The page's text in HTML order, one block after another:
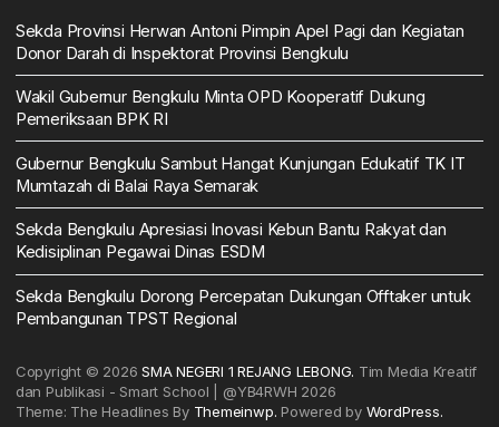
Sekda Provinsi Herwan Antoni Pimpin Apel Pagi dan Kegiatan
Donor Darah di Inspektorat Provinsi Bengkulu
Wakil Gubernur Bengkulu Minta OPD Kooperatif Dukung
Pemeriksaan BPK RI
Gubernur Bengkulu Sambut Hangat Kunjungan Edukatif TK IT
Mumtazah di Balai Raya Semarak
Sekda Bengkulu Apresiasi Inovasi Kebun Bantu Rakyat dan
Kedisiplinan Pegawai Dinas ESDM
Sekda Bengkulu Dorong Percepatan Dukungan Offtaker untuk
Pembangunan TPST Regional
Copyright © 2026SMA NEGERI 1 REJANG LEBONG. Tim Media Kreatif
dan Publikasi - Smart School | @YB4RWH 2026
Theme: The Headlines By Themeinwp. Powered by WordPress.